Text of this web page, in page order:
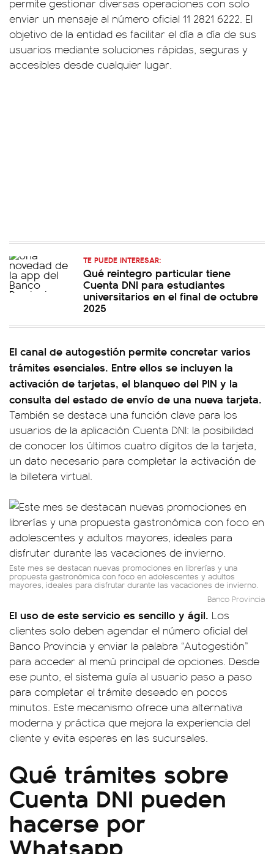
permite gestionar diversas operaciones con solo
enviar un mensaje al número oficial 11 2821 6222. El
objetivo de la entidad es facilitar el día a día de sus
usuarios mediante soluciones rápidas, seguras y
accesibles desde cualquier lugar.
TE PUEDE INTERESAR:
Qué reintegro particular tiene
Cuenta DNI para estudiantes
universitarios en el final de octubre
2025
El canal de autogestión permite concretar varios
trámites esenciales. Entre ellos se incluyen la
activación de tarjetas, el blanqueo del PIN y la
consulta del estado de envío de una nueva tarjeta.
También se destaca una función clave para los
usuarios de la aplicación Cuenta DNI: la posibilidad
de conocer los últimos cuatro dígitos de la tarjeta,
un dato necesario para completar la activación de
la billetera virtual.
Este mes se destacan nuevas promociones en librerías y una
propuesta gastronómica con foco en adolescentes y adultos
mayores, ideales para disfrutar durante las vacaciones de invierno.
Banco Provincia
El uso de este servicio es sencillo y ágil. Los
clientes solo deben agendar el número oficial del
Banco Provincia y enviar la palabra “Autogestión”
para acceder al menú principal de opciones. Desde
ese punto, el sistema guía al usuario paso a paso
para completar el trámite deseado en pocos
minutos. Este mecanismo ofrece una alternativa
moderna y práctica que mejora la experiencia del
cliente y evita esperas en las sucursales.
Qué trámites sobre
Cuenta DNI pueden
hacerse por
Whatsapp